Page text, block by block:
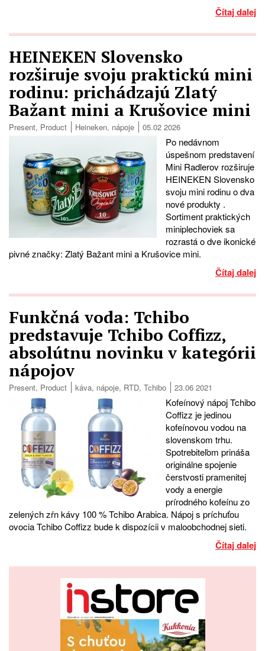
Čítaj dalej
HEINEKEN Slovensko
rozširuje svoju praktickú mini
rodinu: prichádzajú Zlatý
Bažant mini a Krušovice mini
Present, Product Heineken, nápoje 05.02 2026
Po nedávnom
úspešnom predstavení
Mini Radlerov rozširuje
HEINEKEN Slovensko
svoju mini rodinu o dva
nové produkty .
Sortiment praktických
miniplechoviek sa
rozrastá o dve ikonické
pivné značky: Zlatý Bažant mini a Krušovice mini.
Čítaj dalej
Funkčná voda: Tchibo
predstavuje Tchibo Coffizz,
absolútnu novinku v kategórii
nápojov
Present, Product káva, nápoje, RTD, Tchibo 23.06 2021
Kofeínový nápoj Tchibo
Coffizz je jedinou
kofeínovou vodou na
slovenskom trhu.
Spotrebiteľom prináša
originálne spojenie
čerstvosti pramenitej
vody a energie
prírodného kofeínu zo
zelených zŕn kávy 100 % Tchibo Arabica. Nápoj s príchuťou
ovocia Tchibo Coffizz bude k dispozícii v maloobchodnej sieti.
Čítaj dalej